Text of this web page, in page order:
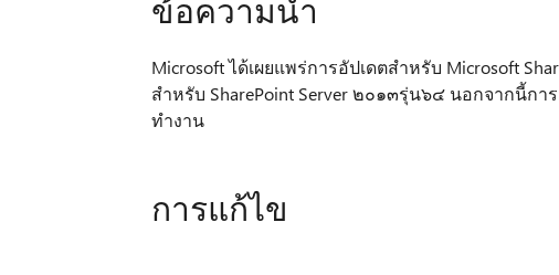
ข้อความนำ
Microsoft ได้เผยแพร่การอัปเดตสำหรับ Microsoft
สำหรับ SharePoint Server ๒๐๑๓รุ่น๖๔ นอกจากนี้ก
ทำงาน
การแก้ไข